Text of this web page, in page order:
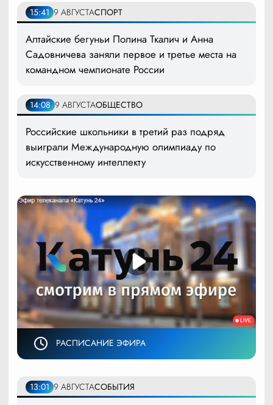
15:41 9 АВГУСТАСПОРТ
Алтайские бегуньи Полина Ткалич и Анна
Садовничева заняли первое и третье места на
командном чемпионате России
14:08 9 АВГУСТАОБЩЕСТВО
Российские школьники в третий раз подряд
выиграли Международную олимпиаду по
искусственному интеллекту
РАСПИСАНИЕ ЭФИРА
13:01 9 АВГУСТАСОБЫТИЯ